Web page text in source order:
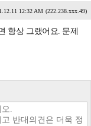
12:32 AM (222.238.xxx.49)
항상 그랬어요. 문제